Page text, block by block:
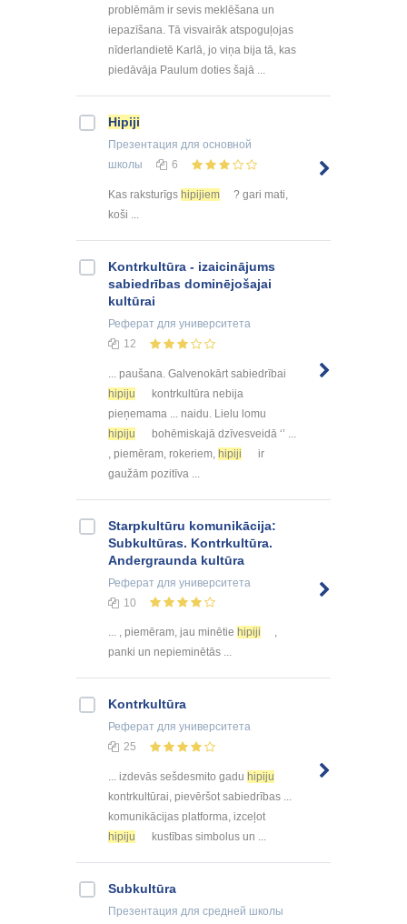
problēmām ir sevis meklēšana un
iepazīšana. Tā visvairāk atspoguļojas
nīderlandietē Karlā, jo viņa bija tā, kas
piedāvāja Paulum doties šajā ...
Hipiji
Презентация для основной
школы
6
Kas raksturīgs hipijiem
? gari mati,
koši ...
Kontrkultūra - izaicinājums
sabiedrības dominējošajai
kultūrai
Реферат для университета
12
... paušana. Galvenokārt sabiedrībai
hipiju
kontrkultūra nebija
pieņemama ... naidu. Lielu lomu
hipiju
bohēmiskajā dzīvesveidā ‘’ ...
, piemēram, rokeriem, hipiji
ir
gaužām pozitīva ...
Starpkultūru komunikācija:
Subkultūras. Kontrkultūra.
Andergraunda kultūra
Реферат для университета
10
... , piemēram, jau minētie hipiji
,
panki un nepieminētās ...
Kontrkultūra
Реферат для университета
25
... izdevās sešdesmito gadu hipiju
kontrkultūrai, pievēršot sabiedrības ...
komunikācijas platforma, izceļot
hipiju
kustības simbolus un ...
Subkultūra
Презентация для средней школы